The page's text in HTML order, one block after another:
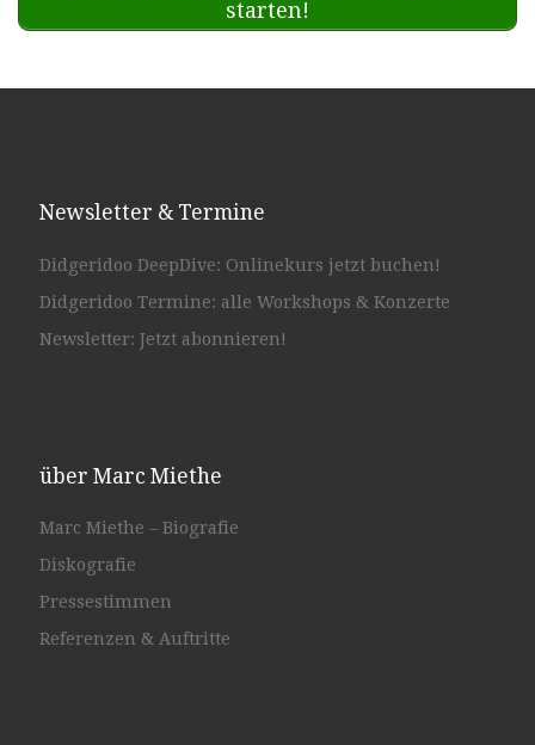
starten!
Newsletter & Termine
Didgeridoo DeepDive: Onlinekurs jetzt buchen!
Didgeridoo Termine: alle Workshops & Konzerte
Newsletter: Jetzt abonnieren!
über Marc Miethe
Marc Miethe – Biografie
Diskografie
Pressestimmen
Referenzen & Auftritte